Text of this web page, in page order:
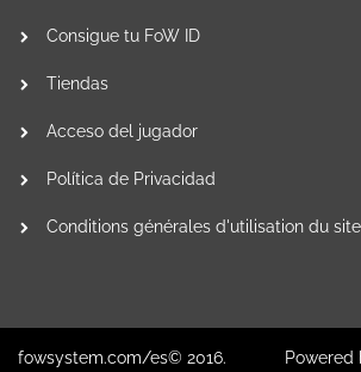
Consigue tu FoW ID
Tiendas
Acceso del jugador
Política de Privacidad
Conditions générales d'utilisation du site
fowsystem.com/es© 2016. Powered